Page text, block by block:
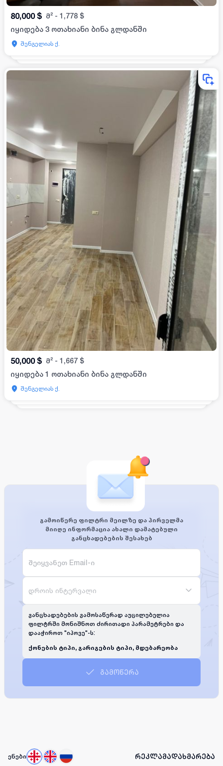
80,000 $ მ² - 1,778 $
იყიდება 3 ოთახიანი ბინა გლდანში
შენგელიას ქ.
50,000 $ მ² - 1,667 $
იყიდება 1 ოთახიანი ბინა გლდანში
შენგელიას ქ.
გამოიწერე ფილტრი მეილზე და პირველმა
მიიღე ინფორმაცია ახალი დამატებული
განცხადებების შესახებ
დროის ინტერვალი
განცხადებების გამოსაწერად აუცილებელია
ფილტრში მონიშნოთ ძირითადი პარამეტრები და
დააჭიროთ "იპოვე"-ს:
ქონების ტიპი, გარიგების ტიპი, მდებარეობა
გამოწერა
ენები რეკლამადახმარება